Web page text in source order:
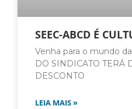
SEEC-ABCD É
Venha para o mundo
DO SINDICATO TERÁ
DESCONTO
LEIA MAIS »